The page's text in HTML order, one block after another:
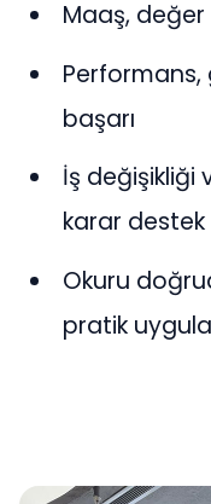
Maaş, değer
Performans,
başarı
İş değişikliği
karar
Okuru
pratik